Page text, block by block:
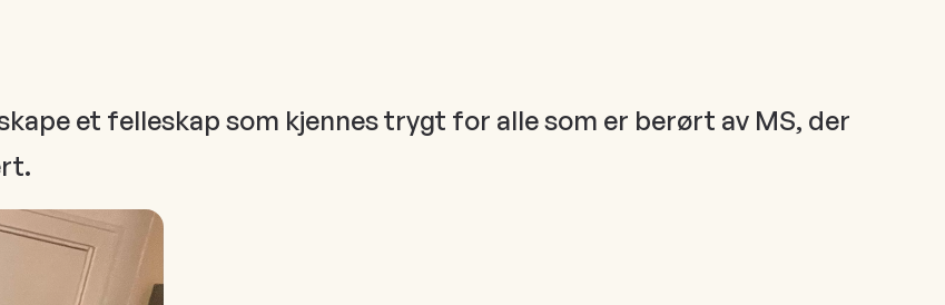
et felleskap som kjennes trygt for alle som er berørt av MS, der